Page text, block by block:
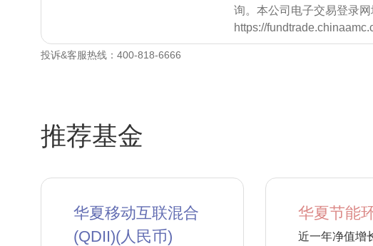
询。本公司电子交易登录网
https://
投诉&客服热线：400-818-6666
推荐基金
华夏移动互联混合
(QDII)(人民币)
华夏节能
近一年净值增